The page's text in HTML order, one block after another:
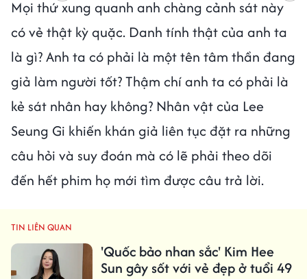
Mọi thứ xung quanh anh chàng cảnh sát này
có vẻ thật kỳ quặc. Danh tính thật của anh ta
là gì? Anh ta có phải là một tên tâm thần đang
giả làm người tốt? Thậm chí anh ta có phải là
kẻ sát nhân hay không? Nhân vật của Lee
Seung Gi khiến khán giả liên tục đặt ra những
câu hỏi và suy đoán mà có lẽ phải theo dõi
đến hết phim họ mới tìm được câu trả lời.
TIN LIÊN QUAN
'Quốc bảo nhan sắc' Kim Hee
Sun gây sốt với vẻ đẹp ở tuổi 49